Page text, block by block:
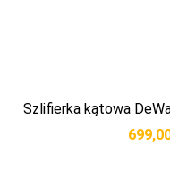
Szlifierka kątowa